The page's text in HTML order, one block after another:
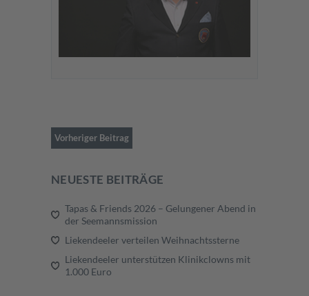
Vorheriger Beitrag
NEUESTE BEITRÄGE
Tapas & Friends 2026 – Gelungener Abend in
der Seemannsmission
Liekendeeler verteilen Weihnachtssterne
Liekendeeler unterstützen Klinikclowns mit
1.000 Euro